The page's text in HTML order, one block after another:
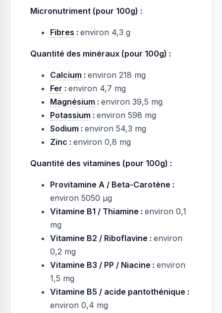
Micronutriment (pour 100g) :
Fibres : environ 4,3 g
Quantité des minéraux (pour 100g) :
Calcium : environ 218 mg
Fer : environ 4,7 mg
Magnésium : environ 39,5 mg
Potassium : environ 598 mg
Sodium : environ 54,3 mg
Zinc : environ 0,8 mg
Quantité des vitamines (pour 100g) :
Provitamine A / Beta-Carotène :
environ 5050 µg
Vitamine B1 / Thiamine : environ 0,1
mg
Vitamine B2 / Riboflavine : environ
0,2 mg
Vitamine B3 / PP / Niacine : environ
1,5 mg
Vitamine B5 / acide pantothénique :
environ 0,4 mg